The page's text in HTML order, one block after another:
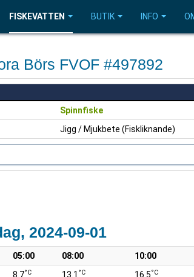
FISKEVATTEN BUTIK INFO
Börs FVOF #497892
Spinnfiske
Jigg / Mjukbete (Fiskliknande)
2024-09-01
05:00 08:00 10:00
8.7°C 13.1 °C 16.5°C